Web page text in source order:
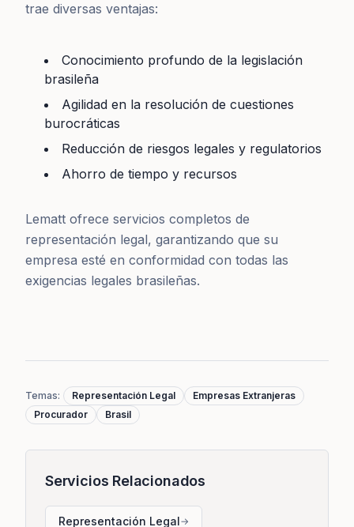
trae diversas ventajas:
Conocimiento profundo de la legislación
brasileña
Agilidad en la resolución de cuestiones
burocráticas
Reducción de riesgos legales y regulatorios
Ahorro de tiempo y recursos
Lematt ofrece servicios completos de
representación legal, garantizando que su
empresa esté en conformidad con todas las
exigencias legales brasileñas.
Temas: Representación Legal
Empresas Extranjeras
Procurador
Brasil
Servicios Relacionados
Representación Legal→